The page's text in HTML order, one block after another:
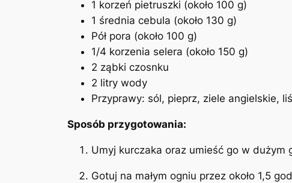
1 korzeń pietruszki (około 100 g)
1 średnia cebula (około 130 g)
Pół pora (około 100 g)
1/4 korzenia selera (około 150 g)
2 ząbki czosnku
2 litry wody
Przyprawy: sól, pieprz, ziele angielskie,
Sposób przygotowania:
Umyj kurczaka oraz umieść go w dużym
Gotuj na małym ogniu przez około 1,5